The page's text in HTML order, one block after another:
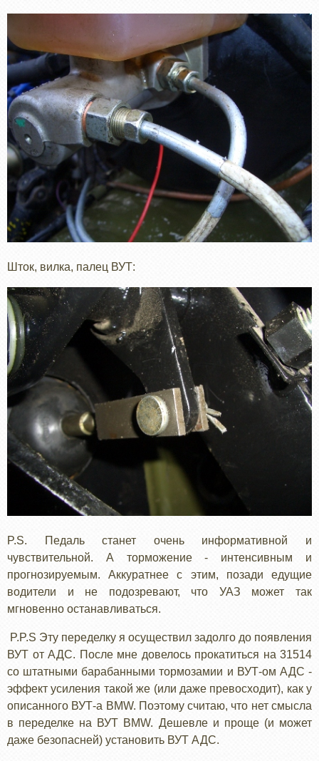
Шток, вилка, палец ВУТ:
P.S. Педаль станет очень информативной и
чувствительной. А торможение - интенсивным и
прогнозируемым. Аккуратнее с этим, позади едущие
водители и не подозревают, что УАЗ может так
мгновенно останавливаться.
P.P.S Эту переделку я осуществил задолго до появления
ВУТ от АДС. После мне довелось прокатиться на 31514
со штатными барабанными тормозамии и ВУТ-ом АДС -
эффект усиления такой же (или даже превосходит), как у
описанного ВУТ-а BMW. Поэтому считаю, что нет смысла
в переделке на ВУТ BMW. Дешевле и проще (и может
даже безопасней) установить ВУТ АДС.